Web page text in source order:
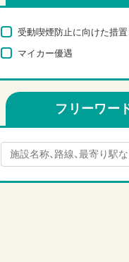
受動喫煙防止に向けた措置
マイカー優遇
フリーワー